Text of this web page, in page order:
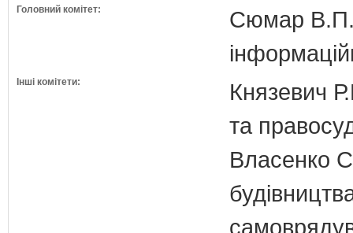
Головний комітет:
Сюмар В.П.
Інші комітети:
Князевич
та
Власенко